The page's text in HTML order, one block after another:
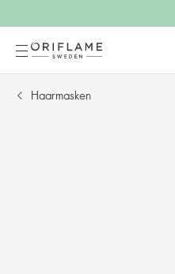
Haarmasken